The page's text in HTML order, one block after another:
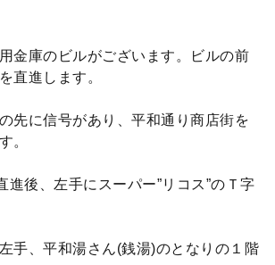
金庫のビルがございます。ビルの前
直進します。
先に信号があり、平和通り商店街を
。
進後、左手にスーパー”リコス”のＴ字
手、平和湯さん(銭湯)のとなりの１階